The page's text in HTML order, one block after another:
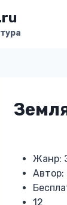
Жанр:
Автор:
12